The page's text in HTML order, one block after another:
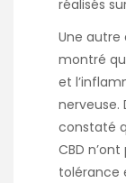
réalisés
Une autre
montré
et
nerveuse.
constaté
CBD
tolérance